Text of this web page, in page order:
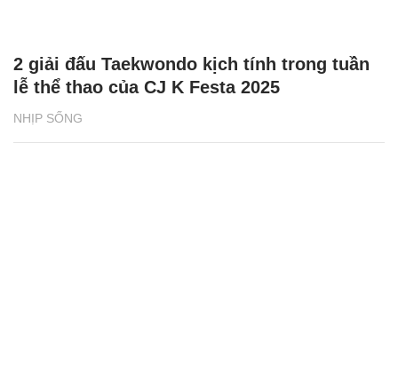
NHỊP SỐNG
2 giải đấu Taekwondo kịch tính trong tuần
lễ thể thao của CJ K Festa 2025